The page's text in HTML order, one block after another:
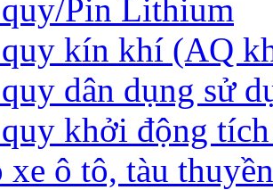
Pin Lithium
kín khí (AQ
dân dụng sử
khởi động
xe ô tô, tàu thuyền